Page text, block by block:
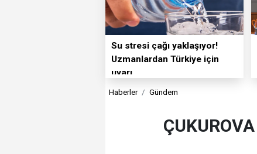
Su stresi çağı yaklaşıyor!
Uzmanlardan Türkiye için
uyarı
Haberler Gündem